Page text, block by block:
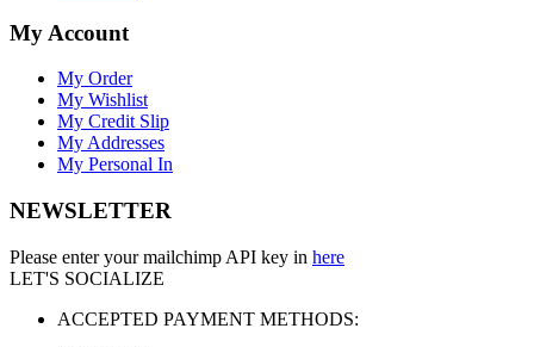
My Account
My Order
My Wishlist
My Credit Slip
My Addresses
My Personal In
NEWSLETTER
Please enter your mailchimp API key in here
LET'S SOCIALIZE
ACCEPTED PAYMENT METHODS: